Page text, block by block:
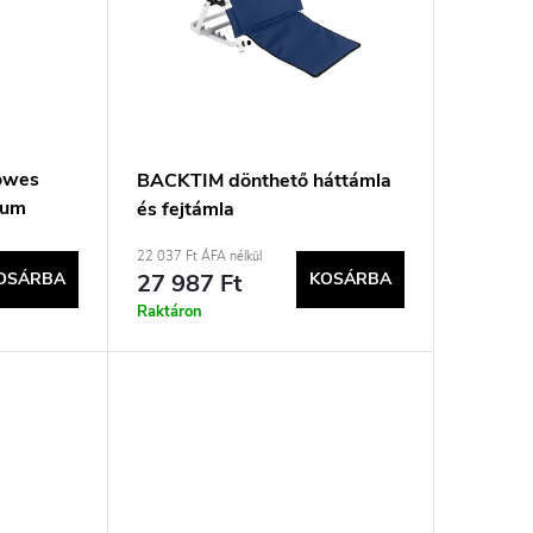
BACKTIM dönthető háttámla
és fejtámla
22 037 Ft ÁFA nélkül
27 987 Ft
Raktáron
KOSÁRBA